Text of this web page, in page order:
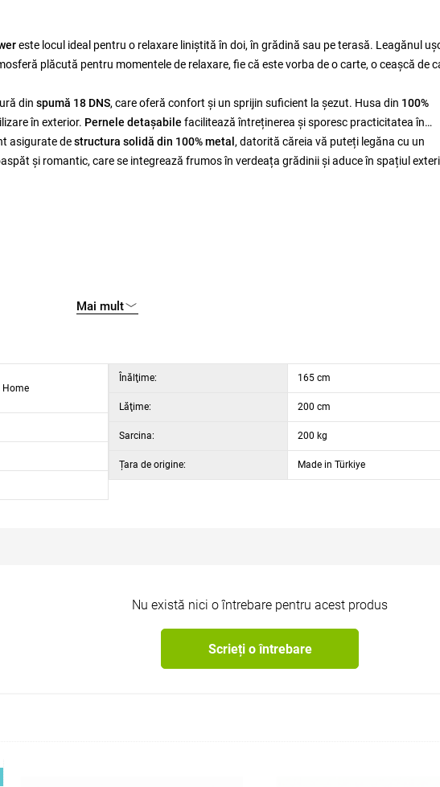
este locul ideal pentru o relaxare liniștită în doi, în grădină sau pe terasă. Leagănul
plăcută pentru momentele de relaxare, fie că este vorba de o carte, o ceașcă de
din spumă 18 DNS, care oferă confort și un sprijin suficient la șezut. Husa din 100%
în exterior. Pernele detașabile facilitează întreținerea și sporesc practicitatea în
asigurate destructura solidă din 100% metal , datorită căreia vă puteți legăna cu un
și romantic, care se integrează frumos în verdeața grădinii și aduce în spațiul
cm, adâncime 200 cm
cm, adâncime 110 cm
Mai mult
Home
Înălţime: 165 cm
Lăţime: 200 cm
Sarcina: 200 kg
Țara de origine: Made in Türkiye
Nu există nici o întrebare pentru acest produs
Scrieți o întrebare